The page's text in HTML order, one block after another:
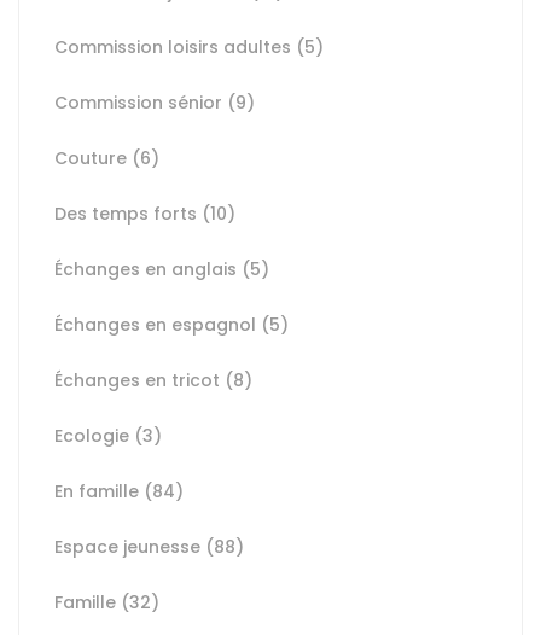
Commission loisirs adultes (5)
Commission sénior (9)
Couture (6)
Des temps forts (10)
Échanges en anglais (5)
Échanges en espagnol (5)
Échanges en tricot (8)
Ecologie (3)
En famille (84)
Espace jeunesse (88)
Famille (32)